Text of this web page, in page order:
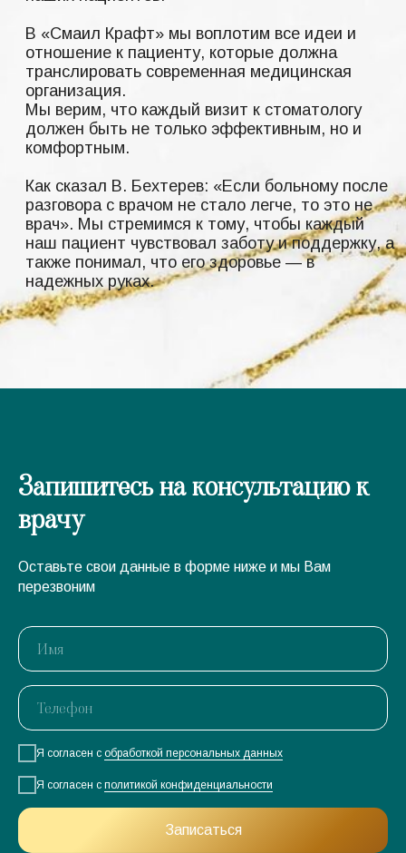
Запишитесь на консультацию к
врачу
Оставьте свои данные в форме ниже и мы Вам
перезвоним
Я согласен с обработкой персональных данных
Я согласен с политикой конфиденциальности
Записаться